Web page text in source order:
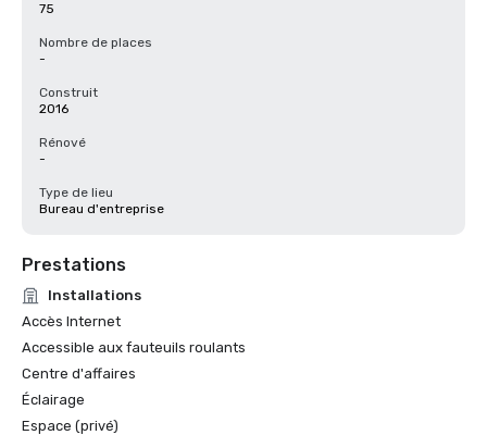
75
Nombre de places
-
Construit
2016
Rénové
-
Type de lieu
Bureau d'entreprise
Prestations
Installations
Accès Internet
Accessible aux fauteuils roulants
Centre d'affaires
Éclairage
Espace (privé)